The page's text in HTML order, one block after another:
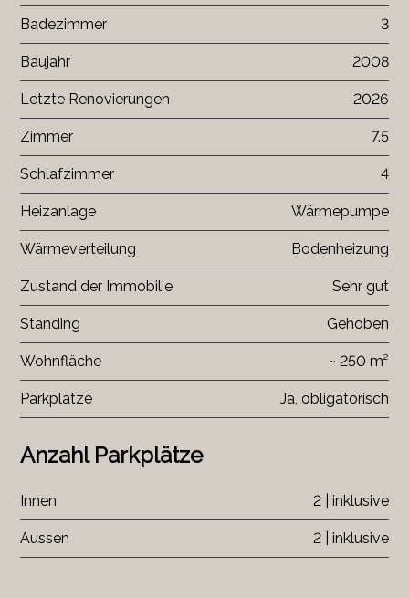
Badezimmer 3
Baujahr 2008
Letzte Renovierungen 2026
Zimmer 7.5
Schlafzimmer 4
Heizanlage Wärmepumpe
Wärmeverteilung Bodenheizung
Zustand der Immobilie Sehr gut
Standing Gehoben
Wohnfläche ~ 250 m²
Parkplätze Ja, obligatorisch
Anzahl Parkplätze
Innen 2 | inklusive
Aussen 2 | inklusive